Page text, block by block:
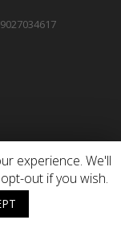
/
experience. We'll
out if you wish.